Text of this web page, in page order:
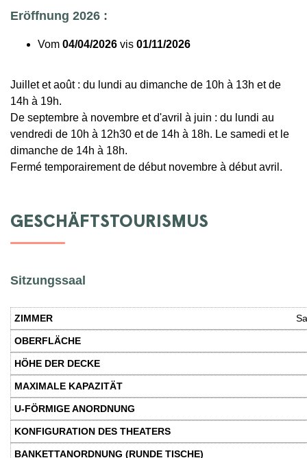
Eröffnung 2026 :
Vom 04/04/2026 vis 01/11/2026
Juillet et août : du lundi au dimanche de 10h à 13h et de
14h à 19h.
De septembre à novembre et d'avril à juin : du lundi au
vendredi de 10h à 12h30 et de 14h à 18h. Le samedi et le
dimanche de 14h à 18h.
Fermé temporairement de début novembre à début avril.
GESCHÄFTSTOURISMUS
Sitzungssaal
Zimmer